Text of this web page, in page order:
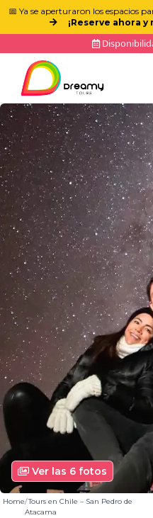
📅 Ya se aperturaron los espacios
¡Reserve ahora
Ver las 6 fotos
Home Tours en Chile – San Pedro de
Atacama